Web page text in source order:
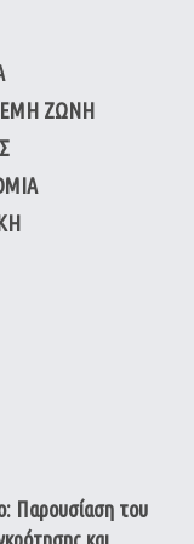
ΖΩΝΗ
Παρουσίαση του